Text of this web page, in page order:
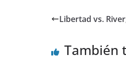
Libertad vs.
También